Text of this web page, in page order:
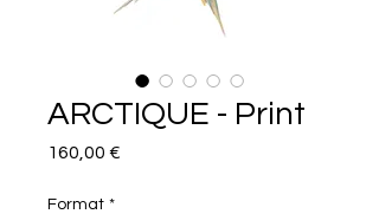
ARCTIQUE - Print
160,00 €
Format *